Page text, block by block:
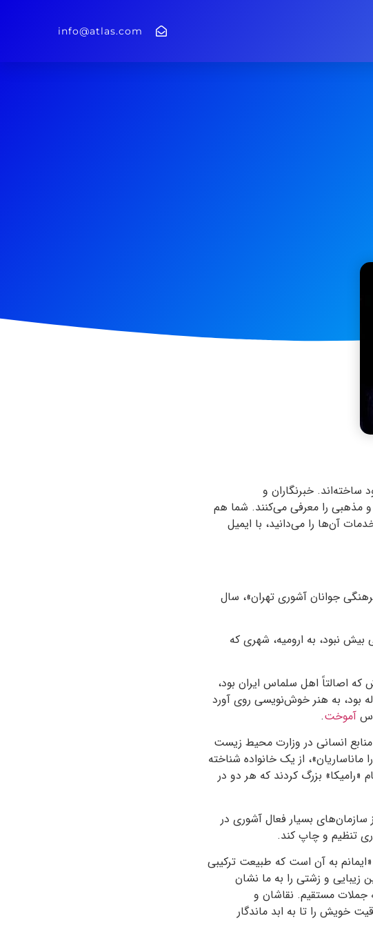
info@atlas.com
ساخته‌اند. خبرنگاران و
و مذهبی را معرفی می‌کنند. شما هم
آن‌ها را می‌دانید، با ایمیل
جوانان آشوری تهران»، سال
بیش نبود، به ارومیه، شهری که
که اصالتاً اهل سلماس ایران بود،
بود، به هنر خوش‌نویسی روی آورد
آموخت.
انسانی در وزارت محیط زیست
ماناساریان»، از یک خانواده شناخته
بزرگ کردند که هر دو در
سازمان‌های بسیار فعال آشوری در
تنظیم و چاپ کند.
به آن است که طبیعت ترکیبی
و زشتی را به ما نشان
مستقیم. نقاشان و
خویش را تا به ابد ماندگار